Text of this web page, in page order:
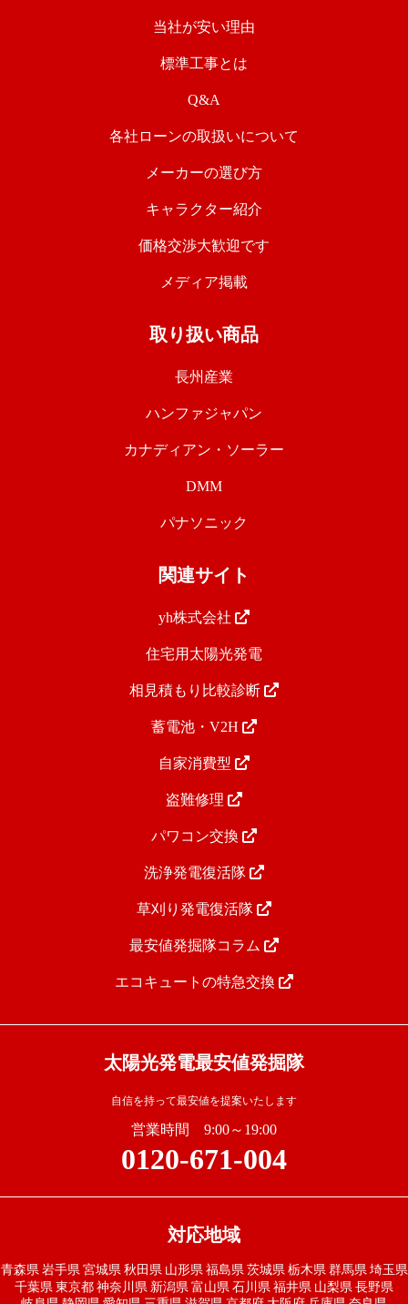
当社が安い理由
標準工事とは
Q&A
各社ローンの取扱いについて
メーカーの選び方
キャラクター紹介
価格交渉大歓迎です
メディア掲載
取り扱い商品
長州産業
ハンファジャパン
カナディアン・ソーラー
DMM
パナソニック
関連サイト
yh株式会社
住宅用太陽光発電
相見積もり比較診断
蓄電池・V2H
自家消費型
盗難修理
パワコン交換
洗浄発電復活隊
草刈り発電復活隊
最安値発掘隊コラム
エコキュートの特急交換
太陽光発電最安値発掘隊
自信を持って最安値を提案いたします
営業時間 9:00～19:00
0120-671-004
対応地域
青森県 岩手県 宮城県 秋田県 山形県 福島県 茨城県 栃木県 群馬県 埼玉県
千葉県 東京都 神奈川県 新潟県 富山県 石川県 福井県 山梨県 長野県